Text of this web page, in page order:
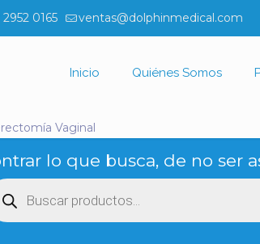
2952 0165 ventas@dolphinmedical.com
Inicio Quiénes Somos
Vaginal
lo que busca, de no ser